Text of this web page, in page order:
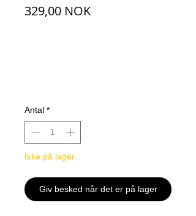
329,00 NOKPris
Antal *
Ikke på lager
Giv besked når det er på lager